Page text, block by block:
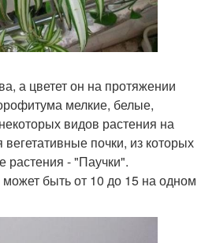
а цветет он на протяжении
мелкие, белые,
видов растения на
почки, из которых
растения - "Паучки".
быть от 10 до 15 на одном